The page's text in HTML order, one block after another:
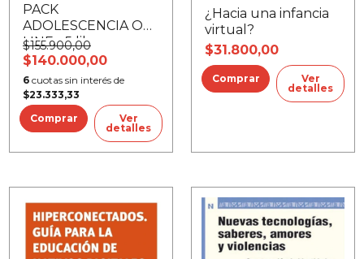
PACK
ADOLESCENCIA ON-
LINE - 5 libros
$155.900,00
$140.000,00
6 cuotas sin interés de
$23.333,33
Ver
detalles
¿Hacia una infancia
virtual?
$31.800,00
Ver
detalles